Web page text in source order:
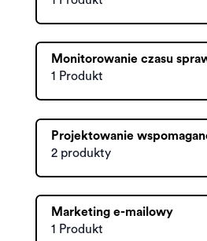
Monitorowanie czasu
1 Produkt
Projektowanie
2 produkty
Marketing e-mailowy
1 Produkt